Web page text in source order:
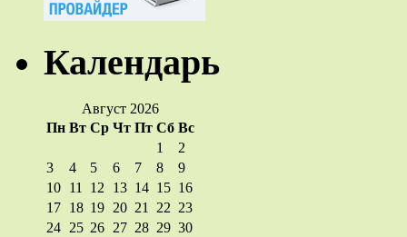
Календарь
Август 2026
Пн Вт Ср Чт Пт Сб Вс
1
2
3
4 5 6 7 8
9
10 11 12 13 14 15 16
17 18 19 20 21 22 23
24 25 26 27 28 29 30